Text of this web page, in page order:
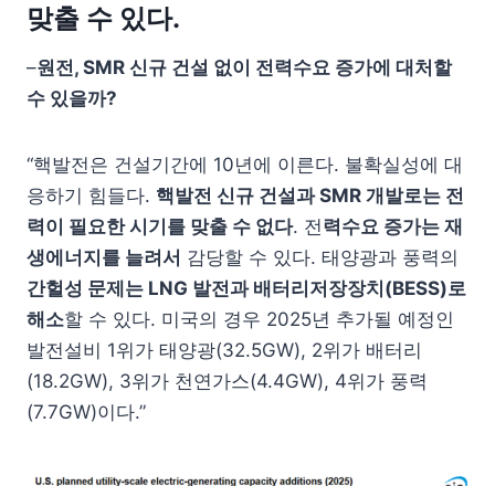
맞출 수 있다.
–원전, SMR 신규 건설 없이 전력수요 증가에 대처할
수 있을까?
“핵발전은 건설기간에 10년에 이른다. 불확실성에 대
응하기 힘들다. 핵발전 신규 건설과 SMR 개발로는 전
력이 필요한 시기를 맞출 수 없다. 전력수요 증가는 재
생에너지를 늘려서 감당할 수 있다. 태양광과 풍력의
간헐성 문제는 LNG 발전과 배터리저장장치(BESS)로
해소할 수 있다. 미국의 경우 2025년 추가될 예정인
발전설비 1위가 태양광(32.5GW), 2위가 배터리
(18.2GW), 3위가 천연가스(4.4GW), 4위가 풍력
(7.7GW)이다.”